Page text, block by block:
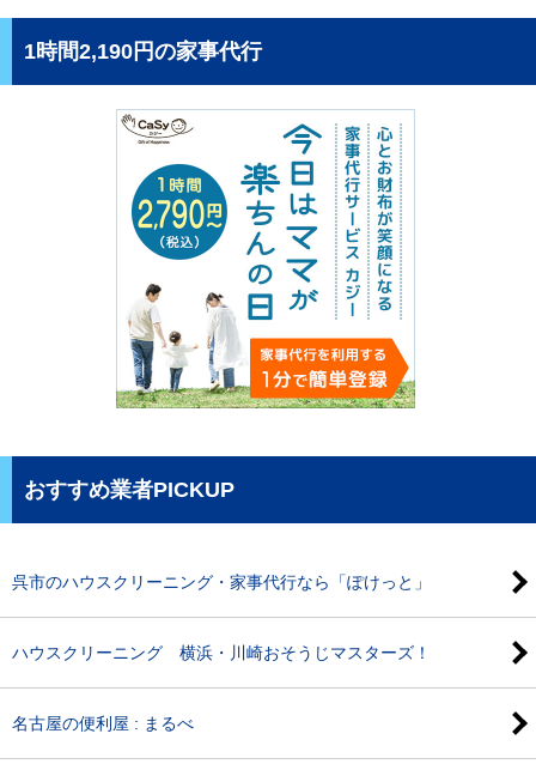
1時間2,190円の家事代行
おすすめ業者PICKUP
呉市のハウスクリーニング・家事代行なら「ぽけっと」
ハウスクリーニング 横浜・川崎おそうじマスターズ！
名古屋の便利屋 : まるべ